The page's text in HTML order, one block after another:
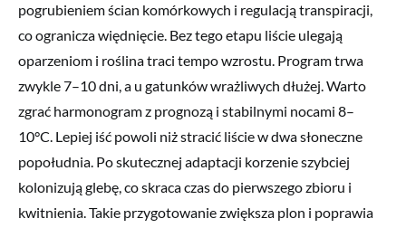
pogrubieniem ścian komórkowych i regulacją transpiracji,
co ogranicza więdnięcie. Bez tego etapu liście ulegają
oparzeniom i roślina traci tempo wzrostu. Program trwa
zwykle 7–10 dni, a u gatunków wrażliwych dłużej. Warto
zgrać harmonogram z prognozą i stabilnymi nocami 8–
10°C. Lepiej iść powoli niż stracić liście w dwa słoneczne
popołudnia. Po skutecznej adaptacji korzenie szybciej
kolonizują glebę, co skraca czas do pierwszego zbioru i
kwitnienia. Takie przygotowanie zwiększa plon i poprawia